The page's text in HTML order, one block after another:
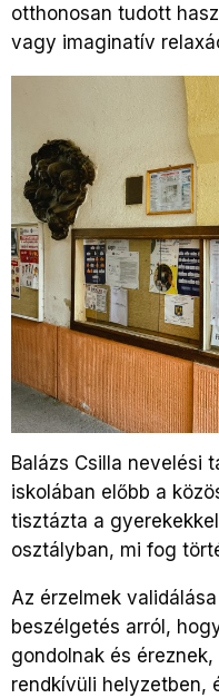
otthonosan tudott
vagy imaginatív
Balázs Csilla nevelési
iskolában előbb a
tisztázta a
osztályban, mi fog
Az érzelmek
beszélgetés arról,
gondolnak és
rendkívüli helyzetben,